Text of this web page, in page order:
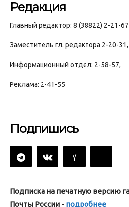
Редакция
Главный редактор: 8 (38822) 2-21-67,
Заместитель гл. редактора 2-20-31,
Информационный отдел: 2-58-57,
Реклама: 2-41-55
Подпишись
Подписка на печатную версию
Почты России - подробнее